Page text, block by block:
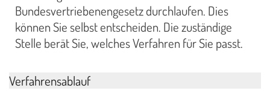
Bundesvertriebenengesetz durchlaufen. Dies
können Sie selbst entscheiden. Die zuständige
Stelle berät Sie, welches Verfahren für Sie passt.
Verfahrensablauf